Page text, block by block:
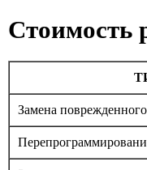
Стоимость
Замена